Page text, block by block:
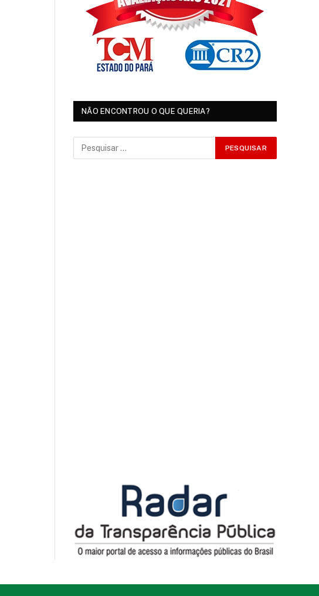
NÃO ENCONTROU O QUE QUERIA?